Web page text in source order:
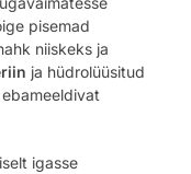
pisemad
niiskeks ja
ja hüdrolüüsitud
igasse